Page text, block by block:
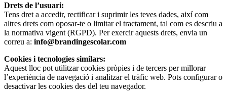
Drets de l’usuari:
Tens dret a accedir, rectificar i suprimir les teves dades, així com
altres drets com oposar-te o limitar el tractament, tal com es descriu a
la normativa vigent (RGPD). Per exercir aquests drets, envia un
correu a: info@brandingescolar.com
Cookies i tecnologies similars:
Aquest lloc pot utilitzar cookies pròpies i de tercers per millorar
l’experiència de navegació i analitzar el tràfic web. Pots configurar o
desactivar les cookies des del teu navegador.